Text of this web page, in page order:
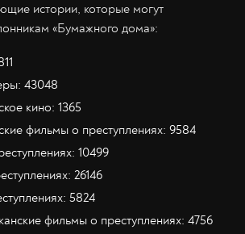
истории, которые могут
«Бумажного дома»:
43048
кино: 1365
фильмы о преступлениях: 9584
10499
26146
5824
фильмы о преступлениях: 4756